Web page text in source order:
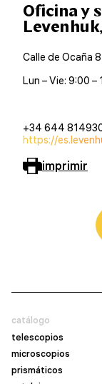
Oficina y
Calle de Ocaña
Lun – Vie: 9:00 –
+34 644
https://
imprimir
catálogo
telescopios
microscopios
prismáticos